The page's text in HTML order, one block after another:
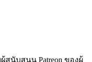
สนับสนุน Patreon ของผู้